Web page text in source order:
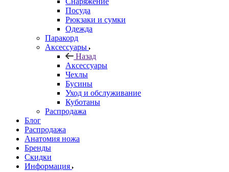
Посуда
Рюкзаки и сумки
Одежда
Паракорд
Аксессуары
Назад
Аксессуары
Чехлы
Бусины
Уход и обслуживание
Куботаны
Распродажа
Блог
Распродажа
Анатомия ножа
Бренды
Скидки
Информация